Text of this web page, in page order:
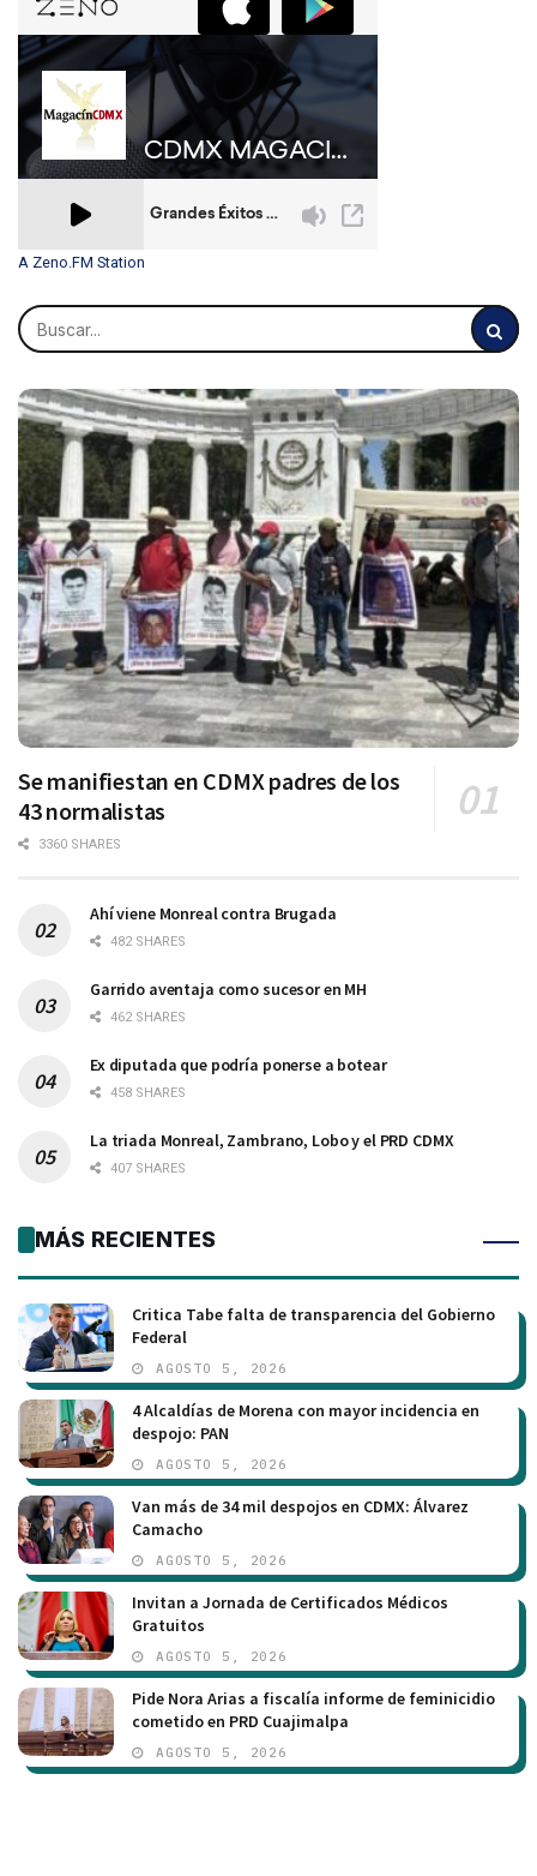
A Zeno.FM Station
Se manifiestan en CDMX padres de los
43 normalistas
3360 SHARES
Ahí viene Monreal contra Brugada
482 SHARES
Garrido aventaja como sucesor en MH
462 SHARES
Ex diputada que podría ponerse a botear
458 SHARES
La triada Monreal, Zambrano, Lobo y el PRD CDMX
407 SHARES
MÁS RECIENTES
Critica Tabe falta de transparencia del Gobierno
Federal
AGOSTO 5, 2026
4 Alcaldías de Morena con mayor incidencia en
despojo: PAN
AGOSTO 5, 2026
Van más de 34 mil despojos en CDMX: Álvarez
Camacho
AGOSTO 5, 2026
Invitan a Jornada de Certificados Médicos
Gratuitos
AGOSTO 5, 2026
Pide Nora Arias a fiscalía informe de feminicidio
cometido en PRD Cuajimalpa
AGOSTO 5, 2026